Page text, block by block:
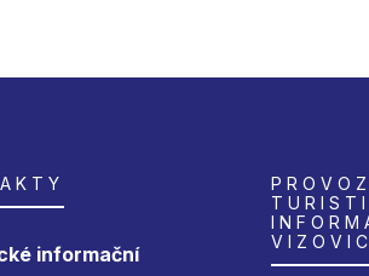
informační